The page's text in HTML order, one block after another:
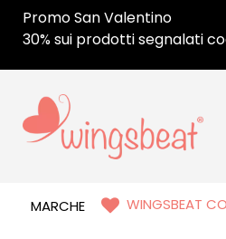
Promo San Valentino
30% sui prodotti segnalati
MARCHE WINGSBEAT